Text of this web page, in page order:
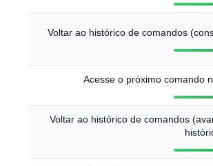
Voltar ao histórico de comandos
Acesse o próximo comando
Voltar ao histórico de comandos